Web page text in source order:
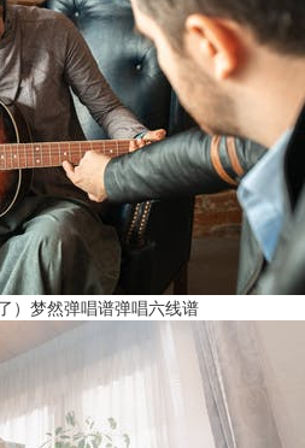
）梦然弹唱谱弹唱六线谱